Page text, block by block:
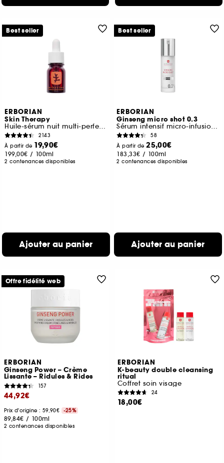
ERBORIAN
Skin Therapy
Huile-sérum nuit multi-perfectrice
2143
À partir de 19,90€
199,00€ / 100ml
2 contenances disponibles
Ajouter au panier
Best seller
ERBORIAN
Ginseng micro shot 0.3
Sérum intensif micro-infusion retexturant
58
À partir de25,00€
183,33€ / 100ml
2 contenances disponibles
Ajouter au panier
Best seller
ERBORIAN
Ginseng Power – Crème
Lissante – Ridules & Rides
157
44,92€
Prix d'origine : 59,90€ -25%
89,84€ / 100ml
2 contenances disponibles
Offre fidélité web
ERBORIAN
K-beauty double cleansing
ritual
Coffret soin visage
24
18,00€